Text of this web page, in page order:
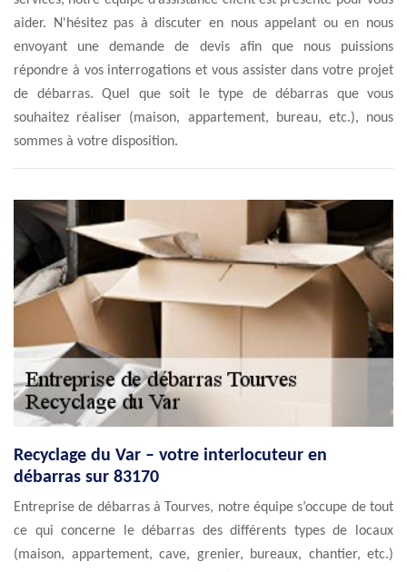
aider. N'hésitez pas à discuter en nous appelant ou en nous
envoyant une demande de devis afin que nous puissions
répondre à vos interrogations et vous assister dans votre projet
de débarras. Quel que soit le type de débarras que vous
souhaitez réaliser (maison, appartement, bureau, etc.), nous
sommes à votre disposition.
Recyclage du Var – votre interlocuteur en
débarras sur 83170
Entreprise de débarras à Tourves, notre équipe s’occupe de tout
ce qui concerne le débarras des différents types de locaux
(maison, appartement, cave, grenier, bureaux, chantier, etc.)